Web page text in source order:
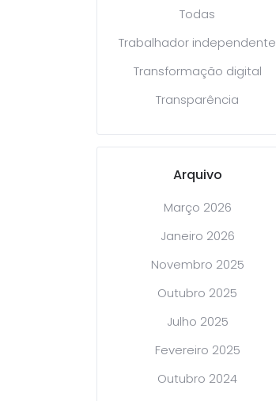
Todas
Trabalhador independente
Transformação digital
Transparência
Arquivo
Março 2026
Janeiro 2026
Novembro 2025
Outubro 2025
Julho 2025
Fevereiro 2025
Outubro 2024